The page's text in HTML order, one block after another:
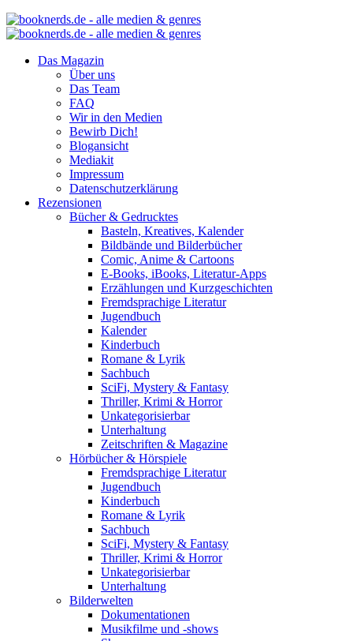
Das Magazin
Über uns
Das Team
FAQ
Wir in den Medien
Bewirb Dich!
Blogansicht
Mediakit
Impressum
Datenschutzerklärung
Rezensionen
Bücher & Gedrucktes
Basteln, Kreatives, Kalender
Bildbände und Bilderbücher
Comic, Anime & Cartoons
E-Books, iBooks, Literatur-Apps
Erzählungen und Kurzgeschichten
Fremdsprachige Literatur
Jugendbuch
Kalender
Kinderbuch
Romane & Lyrik
Sachbuch
SciFi, Mystery & Fantasy
Thriller, Krimi & Horror
Unkategorisierbar
Unterhaltung
Zeitschriften & Magazine
Hörbücher & Hörspiele
Fremdsprachige Literatur
Jugendbuch
Kinderbuch
Romane & Lyrik
Sachbuch
SciFi, Mystery & Fantasy
Thriller, Krimi & Horror
Unkategorisierbar
Unterhaltung
Bilderwelten
Dokumentationen
Musikfilme und -shows